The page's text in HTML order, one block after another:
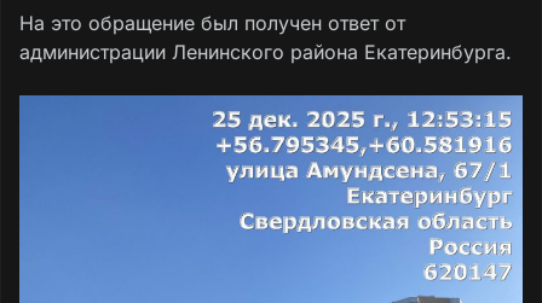
На это обращение был получен ответ от
администрации Ленинского района Екатеринбурга.